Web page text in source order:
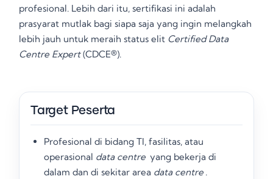
profesional. Lebih dari itu, sertifikasi ini adalah
prasyarat mutlak bagi siapa saja yang ingin melangkah
lebih jauh untuk meraih status elit Certified Data
Centre Expert(CDCE®).
Target Peserta
Profesional di bidang TI, fasilitas, atau
operasional data centre yang bekerja di
dalam dan di sekitar area data centre .